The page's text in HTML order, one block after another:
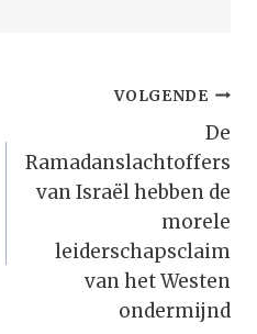
VOLGENDE
De
Ramadanslachtoffers
van Israël hebben de
morele
leiderschapsclaim
van het Westen
ondermijnd